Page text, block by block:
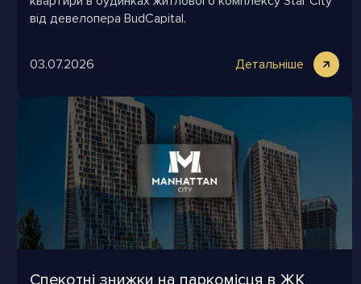
від девелопера BudCapital.
03.07.2026 Детальніше
Спекотні знижки на паркомісця в ЖК